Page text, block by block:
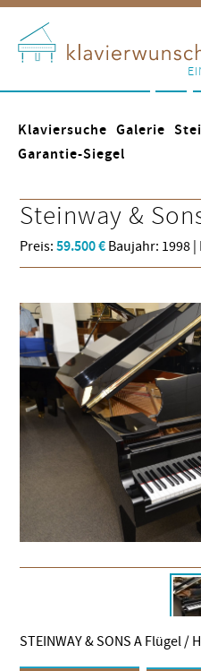
Klaviersuche Galerie
Garantie-Siegel
Steinway &
Preis:59.500 € Baujahr: 1998 |
STEINWAY & SONS A Flügel